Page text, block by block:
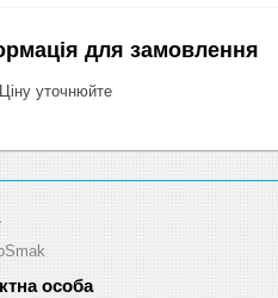
для замовлення
Ціну уточнюйте